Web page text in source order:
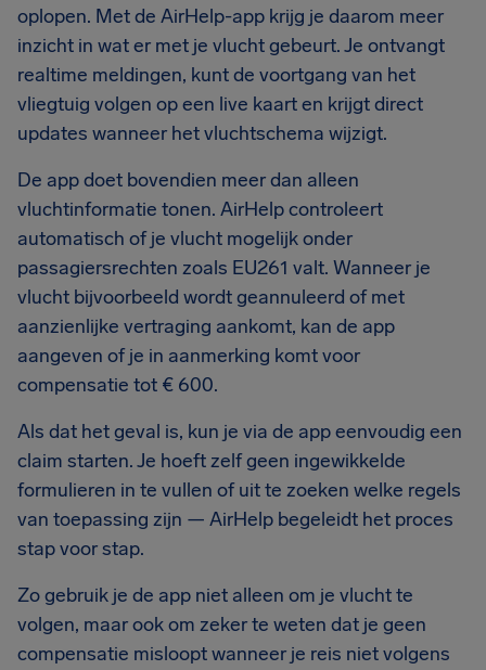
oplopen. Met de AirHelp-app krijg je daarom meer
inzicht in wat er met je vlucht gebeurt. Je ontvangt
realtime meldingen, kunt de voortgang van het
vliegtuig volgen op een live kaart en krijgt direct
updates wanneer het vluchtschema wijzigt.
De app doet bovendien meer dan alleen
vluchtinformatie tonen. AirHelp controleert
automatisch of je vlucht mogelijk onder
passagiersrechten zoals EU261 valt. Wanneer je
vlucht bijvoorbeeld wordt geannuleerd of met
aanzienlijke vertraging aankomt, kan de app
aangeven of je in aanmerking komt voor
compensatie tot € 600.
Als dat het geval is, kun je via de app eenvoudig een
claim starten. Je hoeft zelf geen ingewikkelde
formulieren in te vullen of uit te zoeken welke regels
van toepassing zijn — AirHelp begeleidt het proces
stap voor stap.
Zo gebruik je de app niet alleen om je vlucht te
volgen, maar ook om zeker te weten dat je geen
compensatie misloopt wanneer je reis niet volgens